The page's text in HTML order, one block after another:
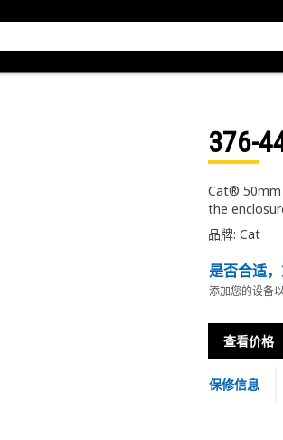
376-
Cat® 50mm
the
品牌: Cat
是否合适
添加您的设备
查看价格
保修信息